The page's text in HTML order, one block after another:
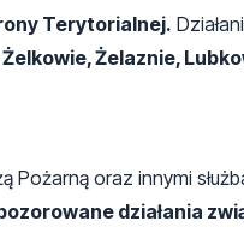
Terytorialnej.
Żelaznie,
Pożarną oraz innymi
działania